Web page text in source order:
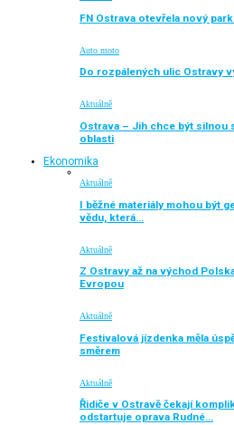
FN Ostrava otevřela nový
Auto moto
Do rozpálených ulic Ostravy
Aktuálně
Ostrava – Jih chce být
oblasti
Ekonomika
Aktuálně
I běžné materiály mohou být
vědu, která…
Aktuálně
Z Ostravy až na východ
Evropou
Aktuálně
Festivalová jízdenka měla
směrem
Aktuálně
Řidiče v Ostravě čekají
odstartuje oprava Rudné…